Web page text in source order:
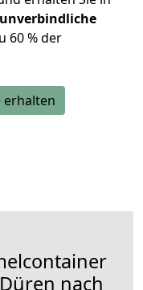
60 % der
erhalten
nach